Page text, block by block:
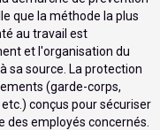
que la méthode la plus
au travail est
et l'organisation du
sa source. La protection
(garde-corps,
conçus pour sécuriser
employés concernés.